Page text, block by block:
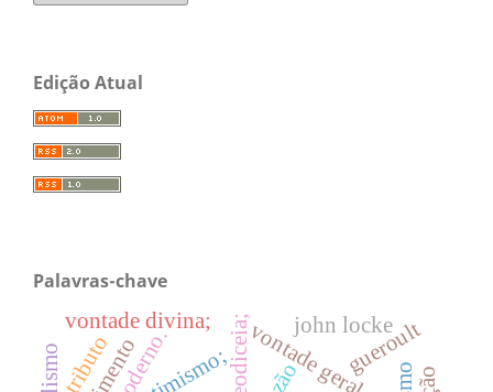
Edição Atual
Palavras-chave
vontade geral
teodiceia;
otimismo;
vontade divina; gueroult
atributo
john locke